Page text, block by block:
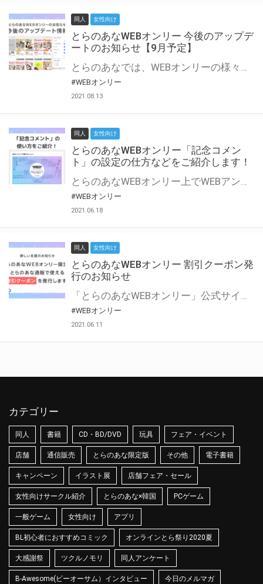
同人 女性向け
とらのあなWEBオンリー 今後のアップデ
ートのお知らせ【9月予定】
とらのあなでは、WEBオンリーの様々な支援を実施しています。 今回は2021年9月に実装を予定しているアップデート情報についてご紹介いたします。 とらのあなWEBオンリーサイトはこちら
#WEBオンリー
2021.08.13
同人 女性向け
とらのあなWEBオンリー「記念コメン
ト」の設定の仕方などをご紹介します！
とらのあなWEBオンリー上でWEBアンソロジーが作成できる「記念コメント」について、その使い方や作成手順を解説します！ 支援タイプを「サークル参加型」「サークル参加型・マルシェ(イベント会場)機能付き」でお申し込みいただいている主催者様はぜひご活用ください♪ とらのあなWEBオンリーサイトはこちら
#WEBオンリー
2021.06.18
同人 女性向け
とらのあなWEBオンリー 割引クーポン発
行のお知らせ
「とらのあなWEBオンリー」公式サイトでとらのあな通販の「割引クーポン」を配布中！ イベントごとに開催当日限定で使える割引クーポンのシリアルコードを発行します。 とらのあなWEBオンリーのページをチェックして、イベント当日にお得にお買い物を楽しみましょう♪ ※本キャンペーンは予告なく終了する場合がございます。 とらのあなWEBオンリーサイトはこちら
#WEBオンリー
2021.06.11
カテゴリー
同人 書籍 CD・BD/DVD 玩具 フェア・イベント
店舗 通信販売 とらのあな限定版 その他 電子書籍
キャンペーン イラスト展 店舗フェア・セール
女性向けサークル紹介 とらのあな×韓国 PCゲーム
一般ゲーム 女性向け アプリ
BL初心者におすすめコミック オンラインとら祭り2020夏
大感謝祭 ツクルノモリ 同人アンケート
B-Awesome(ビーオーサム）インタビュー 今日のメルマガ